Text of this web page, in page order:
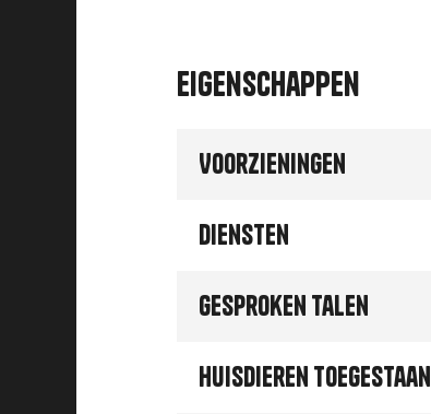
Eigenschappen
Voorzieningen
Diensten
Gesproken talen
Huisdieren toegestaan